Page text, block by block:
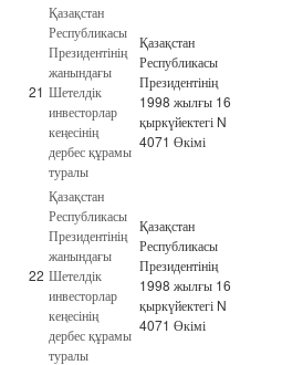
21
Қазақстан
Республикасы
Президентінің
жанындағы
Шетелдік
инвесторлар
кеңесінің
дербес құрамы
туралы
Қазақстан
Республикасы
Президентінің
1998 жылғы 16
қыркүйектегі N
4071 Өкімі
22
Қазақстан
Республикасы
Президентінің
жанындағы
Шетелдік
инвесторлар
кеңесінің
дербес құрамы
туралы
Қазақстан
Республикасы
Президентінің
1998 жылғы 16
қыркүйектегі N
4071 Өкімі